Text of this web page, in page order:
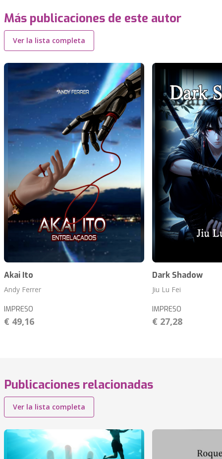
Más publicaciones de este autor
Ver la lista completa
Akai Ito
Andy Ferrer
IMPRESO
€ 49,16
Dark Shadow
Jiu Lu Fei
IMPRESO
€ 27,28
Publicaciones relacionadas
Ver la lista completa